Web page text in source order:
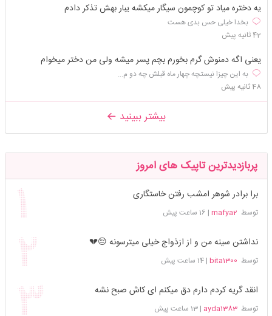
یه دختره میاد تو کوچمون سیگار میکشه یبار بهش تذکر دادم
بخدا خیلی حس بدی هست
42 ثانیه پیش
یعنی اگه دمنوش گرم بخورم بچم پسر میشه ولی من دختر میخوام
به این چیزا نیستچه چهار ماه قبلش چه دو م...
48 ثانیه پیش
بیشتر ببینید
پربازدیدترین تاپیک های امروز
برا برادر شوهر امشب رفتن خاستگاری
توسط mafya2
| 16 ساعت پیش
نداشتن سینه من و از ازذواج خیلی میترسونه 😔💔
توسط bita1300
|14 ساعت پیش
انقد گریه کردم دارم دق میکنم ای کاش صبح نشه
توسطayda1383
|13 ساعت پیش